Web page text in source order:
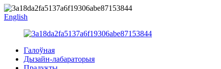
English
Галоўная
Дызайн-лабараторыя